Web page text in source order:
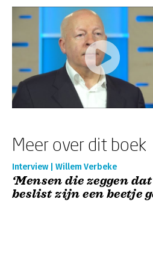
Meer over dit boek
Interview | Willem Verbeke
‘Mensen die zeggen
beslist zijn een beetje